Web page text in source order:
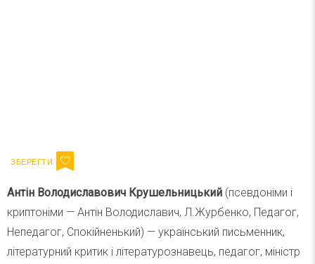
Антін Володиславович Крушельницький (псевдоніми і
криптоніми — Антін Володиславич, Л.Журбенко, Педагог,
Непедагог, Спокійненький) — український письменник,
літературний критик і літературознавець, педагог, міністр